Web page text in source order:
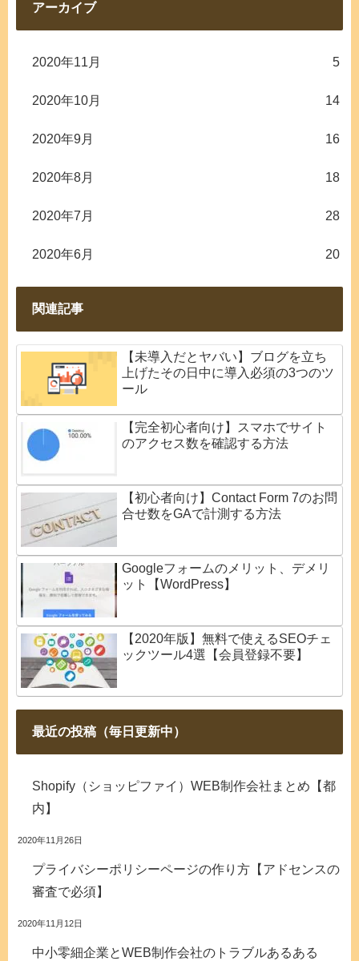
アーカイブ
2020年11月 5
2020年10月 14
2020年9月 16
2020年8月 18
2020年7月 28
2020年6月 20
関連記事
【未導入だとヤバい】ブログを立ち
上げたその日中に導入必須の3つのツ
ール
【完全初心者向け】スマホでサイト
のアクセス数を確認する方法
【初心者向け】Contact Form 7のお問
合せ数をGAで計測する方法
Googleフォームのメリット、デメリ
ット【WordPress】
【2020年版】無料で使えるSEOチェ
ックツール4選【会員登録不要】
最近の投稿（毎日更新中）
Shopify（ショッピファイ）WEB制作会社まとめ【都
内】
2020年11月26日
プライバシーポリシーページの作り方【アドセンスの
審査で必須】
2020年11月12日
中小零細企業とWEB制作会社のトラブルあるある